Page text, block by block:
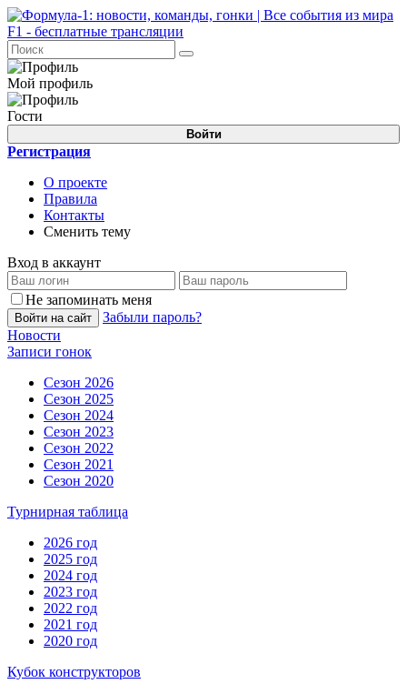
Мой профиль
Гости
Войти
Регистрация
О проекте
Правила
Контакты
Сменить тему
Вход в аккаунт
Не запоминать меня
Войти на сайт
Забыли пароль?
Новости
Записи гонок
Сезон 2026
Сезон 2025
Сезон 2024
Сезон 2023
Сезон 2022
Сезон 2021
Сезон 2020
Турнирная таблица
2026 год
2025 год
2024 год
2023 год
2022 год
2021 год
2020 год
Кубок конструкторов